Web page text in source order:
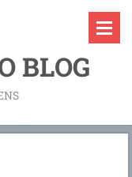
BLOG